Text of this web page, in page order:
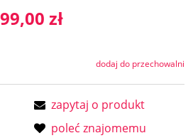
zł
dodaj do przechowalni
zapytaj o produkt
poleć znajomemu